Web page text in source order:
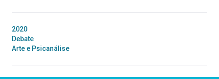
2020
Debate
Arte e Psicanálise